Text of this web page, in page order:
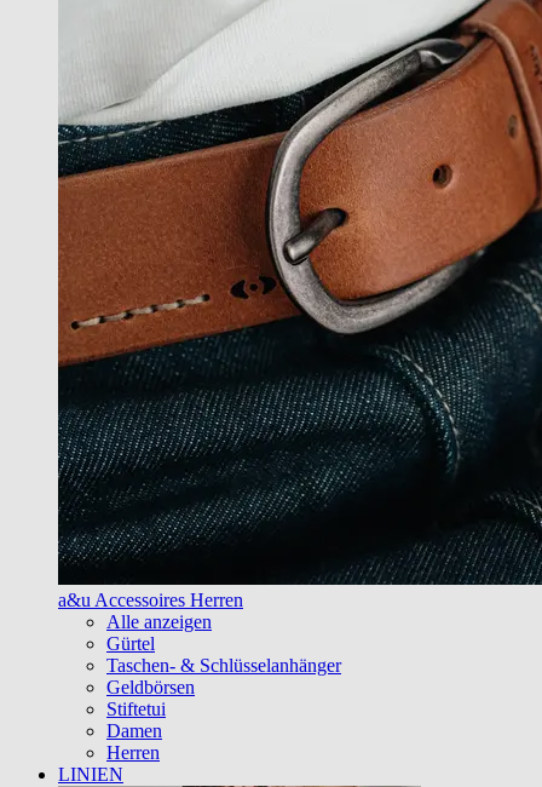
a&u Accessoires Herren
Alle anzeigen
Gürtel
Taschen- & Schlüsselanhänger
Geldbörsen
Stiftetui
Damen
Herren
LINIEN